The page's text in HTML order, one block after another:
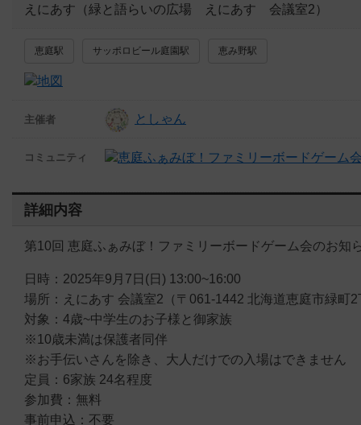
えにあす（緑と語らいの広場 えにあす 会議室2）
恵庭駅 サッポロビール庭園駅 恵み野駅
主催者 としゃん
コミュニティ
詳細内容
第10回 恵庭ふぁみぼ！ファミリーボードゲーム会のお知
日時：2025年9月7日(日) 13:00~16:00
場所：えにあす 会議室2（〒061-1442 北海道恵庭市緑町
対象：4歳~中学生のお子様と御家族
※10歳未満は保護者同伴
※お手伝いさんを除き、大人だけでの入場はできません
定員：6家族 24名程度
参加費：無料
事前申込：不要